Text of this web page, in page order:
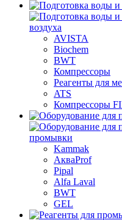
воздуха
AVISTA
Biochem
BWT
Компрессоры
Реагенты для
ATS
Компрессоры
промывки
Kammak
АкваProf
Pipal
Alfa Laval
BWT
GEL